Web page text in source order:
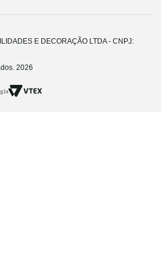
E DECORAÇÃO LTDA - CNPJ:
2026